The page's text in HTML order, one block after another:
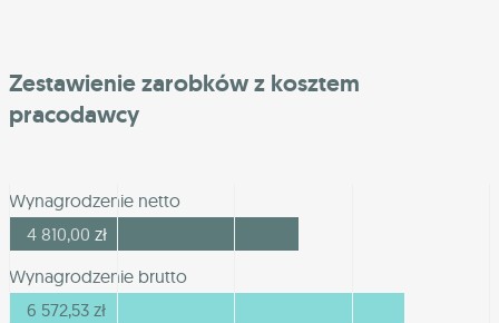
Zestawienie zarobków z kosztem
pracodawcy
Wynagrodzenie netto
4 810,00 zł
Wynagrodzenie brutto
6 572,53 zł